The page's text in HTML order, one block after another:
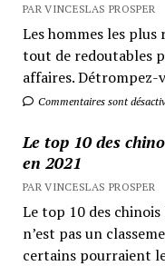
PAR VINCESLAS PROSPER
Les hommes les
tout de redoutables
affaires. Détrompez-
Commentaires sont
Le top 10 des
en 2021
PAR VINCESLAS PROSPER
Le top 10 des
n’est pas un
certains pourraient